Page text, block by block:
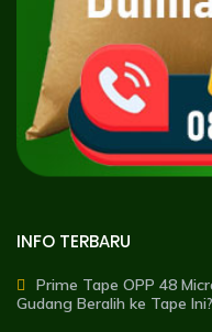
INFO TERBARU
Prime Tape OPP 48
Gudang Beralih ke Tape Ini?